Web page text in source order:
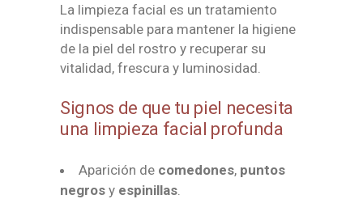
La limpieza facial es un tratamiento
indispensable para mantener la higiene
de la piel del rostro y recuperar su
vitalidad, frescura y luminosidad
Signos de que tu piel necesita
una limpieza facial profunda
Aparición de comedones, puntos
negros y espinillas